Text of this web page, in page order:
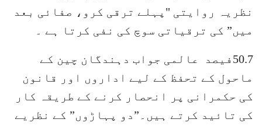
نظریہ روایتی "پہلے ترقی کرو، صفائی بعد
میں” کی ترقیاتی سوچ کی نفی کرتا ہے ۔
50.7فیصد عالمی جواب دہندگان چین کے
ماحول کے تحفظ کے لیے اداروں اور قانون
کی حکمرانی پر انحصار کرنے کے طریقہ کار
کی تائید کرتے ہیں۔”دو پہاڑوں” کے نظریے